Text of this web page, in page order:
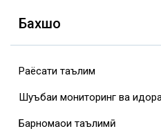
Бахшҳо
Раёсати таълим
Шуъбаи мониторинг ва
Барномаҳои таълимӣ